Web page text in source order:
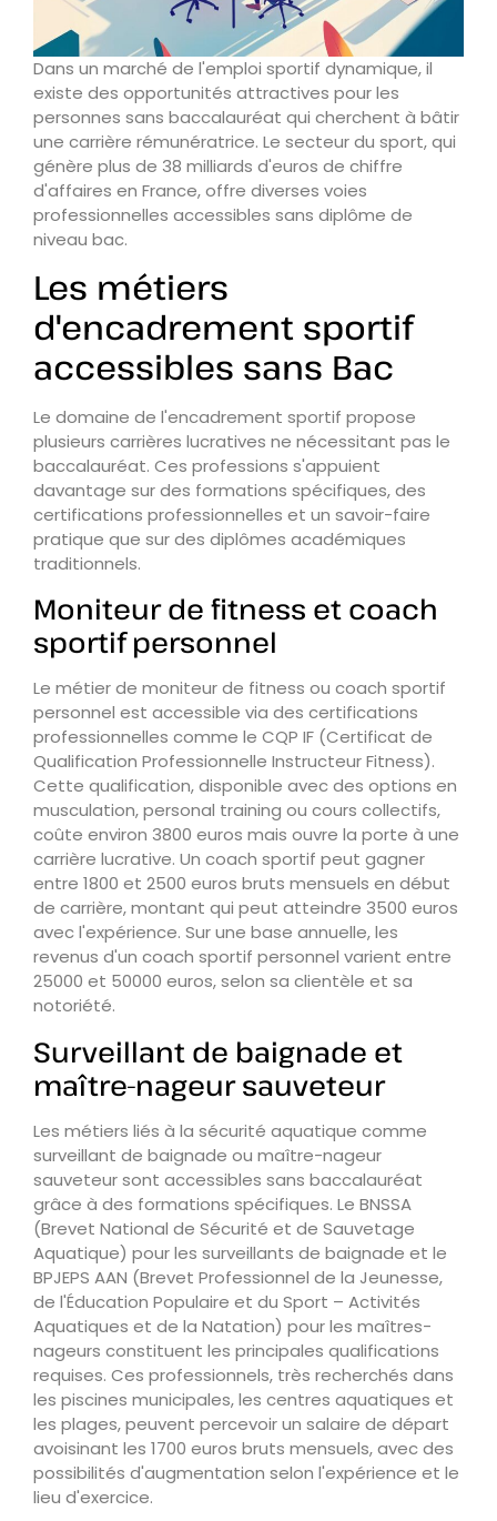
Dans un marché de l'emploi sportif dynamique, il
existe des opportunités attractives pour les
personnes sans baccalauréat qui cherchent à bâtir
une carrière rémunératrice. Le secteur du sport, qui
génère plus de 38 milliards d'euros de chiffre
d'affaires en France, offre diverses voies
professionnelles accessibles sans diplôme de
niveau bac.
Les métiers
d'encadrement sportif
accessibles sans Bac
Le domaine de l'encadrement sportif propose
plusieurs carrières lucratives ne nécessitant pas le
baccalauréat. Ces professions s'appuient
davantage sur des formations spécifiques, des
certifications professionnelles et un savoir-faire
pratique que sur des diplômes académiques
traditionnels.
Moniteur de fitness et coach
sportif personnel
Le métier de moniteur de fitness ou coach sportif
personnel est accessible via des certifications
professionnelles comme le CQP IF (Certificat de
Qualification Professionnelle Instructeur Fitness).
Cette qualification, disponible avec des options en
musculation, personal training ou cours collectifs,
coûte environ 3800 euros mais ouvre la porte à une
carrière lucrative. Un coach sportif peut gagner
entre 1800 et 2500 euros bruts mensuels en début
de carrière, montant qui peut atteindre 3500 euros
avec l'expérience. Sur une base annuelle, les
revenus d'un coach sportif personnel varient entre
25000 et 50000 euros, selon sa clientèle et sa
notoriété.
Surveillant de baignade et
maître-nageur sauveteur
Les métiers liés à la sécurité aquatique comme
surveillant de baignade ou maître-nageur
sauveteur sont accessibles sans baccalauréat
grâce à des formations spécifiques. Le BNSSA
(Brevet National de Sécurité et de Sauvetage
Aquatique) pour les surveillants de baignade et le
BPJEPS AAN (Brevet Professionnel de la Jeunesse,
de l'Éducation Populaire et du Sport – Activités
Aquatiques et de la Natation) pour les maîtres-
nageurs constituent les principales qualifications
requises. Ces professionnels, très recherchés dans
les piscines municipales, les centres aquatiques et
les plages, peuvent percevoir un salaire de départ
avoisinant les 1700 euros bruts mensuels, avec des
possibilités d'augmentation selon l'expérience et le
lieu d'exercice.